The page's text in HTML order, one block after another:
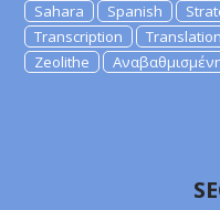
Sahara
Spanish
Transcription
Translation
Zeolithe